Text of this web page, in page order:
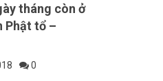
tháng còn ở
Phật tổ –
0